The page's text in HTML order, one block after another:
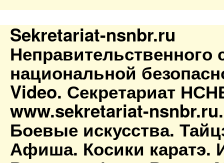
Sekretariat-nsnbr.ru
Неправительственного
национальной
Video. Секретариат
www.sekretariat-
Боевые искусства.
Афиша. Косики каратэ.